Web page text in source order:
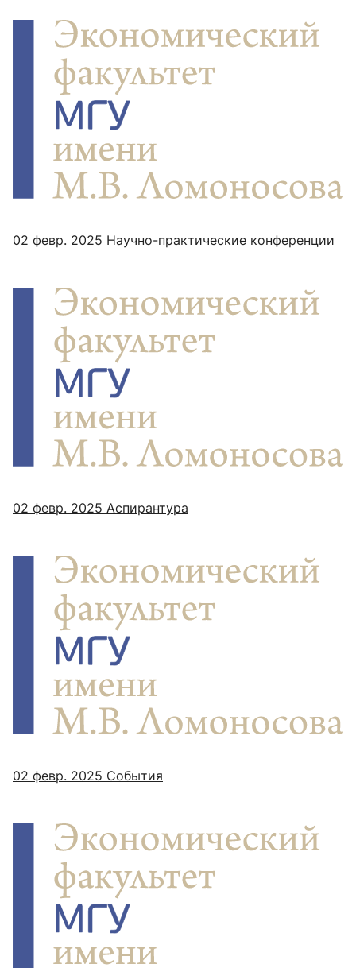
02 февр. 2025 Научно-практические конференции
02 февр. 2025 Аспирантура
02 февр. 2025 События